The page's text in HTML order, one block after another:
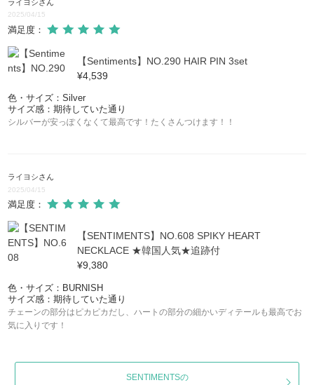
ライヨシさん
2025/04/15
満足度：
【Sentiments】NO.290 HAIR PIN 3set
¥4,539
色・サイズ：Silver
サイズ感：期待していた通り
シルバーが安っぽくなくて最高です！たくさんつけます！！
ライヨシさん
2025/04/15
満足度：
【SENTIMENTS】NO.608 SPIKY HEART
NECKLACE ★韓国人気★追跡付
¥9,380
色・サイズ：BURNISH
サイズ感：期待していた通り
チェーンの部分はピカピカだし、ハートの部分の細かいディテールも最高でお
気に入りです！
SENTIMENTSの